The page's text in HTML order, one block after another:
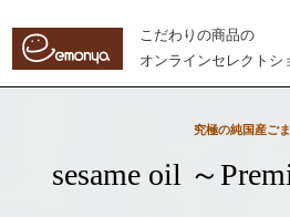
こだわりの商品の
オンラインセレクトシ
究極の純国産ご
sesame oil ～